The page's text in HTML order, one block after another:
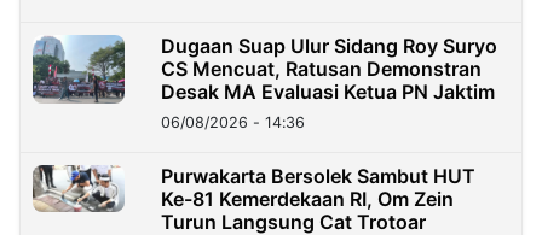
Dugaan Suap Ulur Sidang Roy Suryo
CS Mencuat, Ratusan Demonstran
Desak MA Evaluasi Ketua PN Jaktim
06/08/2026 - 14:36
Purwakarta Bersolek Sambut HUT
Ke-81 Kemerdekaan RI, Om Zein
Turun Langsung Cat Trotoar